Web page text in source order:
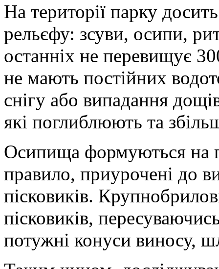
На території парку
рельєфу: зсуви, осипи,
останніх не перевищує
не мають постійних
снігу або випадання
які поглиблюють та
Осипища формуються на
правило, приурочені до
пісковиків.
пісковиків,
потужні конуси виносу,